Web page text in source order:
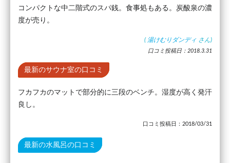
コンパクトな中二階式のスパ銭。食事処もある。炭酸泉の濃
度が売り。
( 湯けむりダンディ さん)
口コミ投稿日：2018.3.31
最新のサウナ室の口コミ
フカフカのマットで部分的に三段のベンチ。湿度が高く発汗
良し。
口コミ投稿日：2018/03/31
最新の水風呂の口コミ